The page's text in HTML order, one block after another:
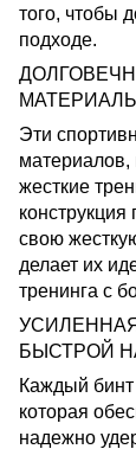
того, чтобы
подходе.
МАТЕРИАЛЫ
Эти
жесткие
конструкция
свою
делает их
тренинга с
БЫСТРОЙ
Каждый
которая
надежно